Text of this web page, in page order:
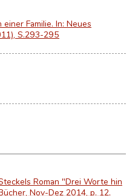
Familie. In: Neues
S.293-295
Roman "Drei Worte hin
Nov-Dez 2014, p. 12.